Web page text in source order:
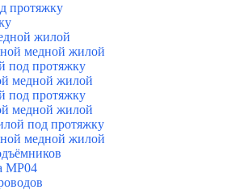
протяжку
жилой
медной жилой
под протяжку
медной жилой
под протяжку
медной жилой
под протяжку
медной жилой
MP04